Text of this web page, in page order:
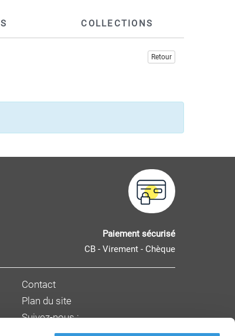
COLLECTIONS
Retour
Paiement sécurisé
CB - Virement - Chèque
Contact
Plan du site
Suivez-nous :